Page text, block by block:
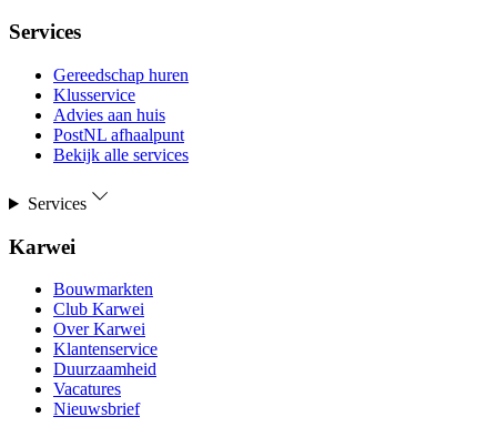
Services
Gereedschap huren
Klusservice
Advies aan huis
PostNL afhaalpunt
Bekijk alle services
Services
Karwei
Bouwmarkten
Club Karwei
Over Karwei
Klantenservice
Duurzaamheid
Vacatures
Nieuwsbrief